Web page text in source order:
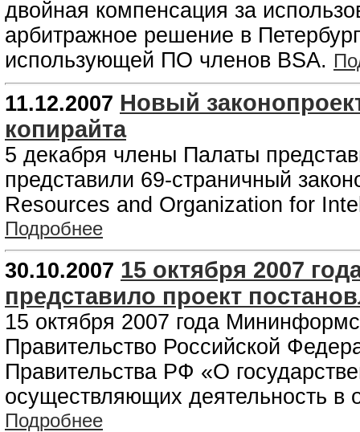
двойная компенсация за
арбитражное решение в
использующей ПО членов BSA.
11.12.2007 Новый
копирайта
5 декабря члены Палаты
представили 69-страничный
Resources and Organization for
Подробнее
30.10.2007 15 октября 2007
представило проект
15 октября 2007 года
Правительство Российской
Правительства РФ «О
осуществляющих деятельность в
Подробнее